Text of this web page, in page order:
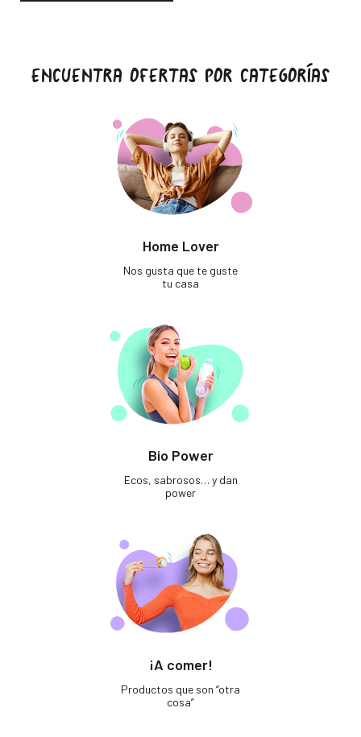
ENCUENTRA OFERTAS POR CATEGORÍAS
Home Lover
Nos gusta que te guste
tu casa
Bio Power
Ecos, sabrosos… y dan
power
¡A comer!
Productos que son “otra
cosa”